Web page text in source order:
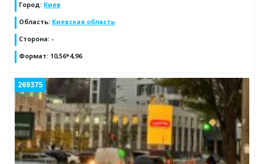
Город: Киев
Область: Киевская область
Сторона: -
Формат: 10,56*4,96
269375